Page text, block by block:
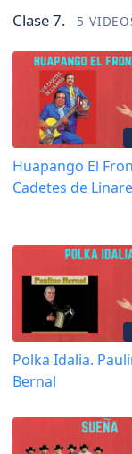
Clase 7. 5
Huapango El
Cadetes de
Polka Idalia.
Bernal